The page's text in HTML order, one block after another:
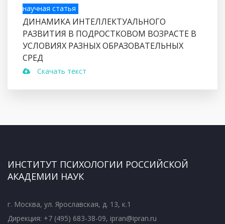
научная статья
ДИНАМИКА ИНТЕЛЛЕКТУАЛЬНОГО
РАЗВИТИЯ В ПОДРОСТКОВОМ ВОЗРАСТЕ В
УСЛОВИЯХ РАЗНЫХ ОБРАЗОВАТЕЛЬНЫХ
СРЕД
Скачать текст
ИНСТИТУТ ПСИХОЛОГИИ РОССИЙСКОЙ
АКАДЕМИИ НАУК
г. Москва, ул. Ярославская, д. 13, к.1
Дирекция: +7 (495) 683-38-09, ipran@ipran.ru